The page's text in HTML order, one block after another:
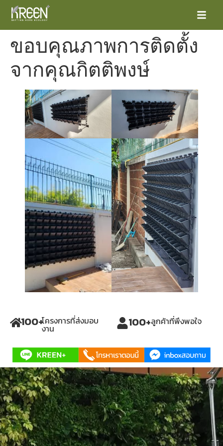
หน้าแรก
ผลิตภัณฑ์
โครงการต่าง
ข่าวสารและกิจกรรม
ติดต่อเรา
ยืนยันรการจ่ายเงิน
we not design product
wecreated our tomorrow
ขอบคุณภาพการติดตั้ง
จากคุณกิตติพงษ์
100+โครงการที่ส่งมอบ
งาน 100+ลูกค้าที่พึงพอใจ